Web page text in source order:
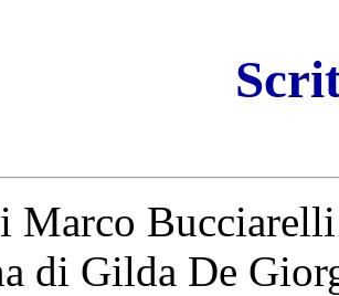
Marco Bucciarelli
di Gilda De